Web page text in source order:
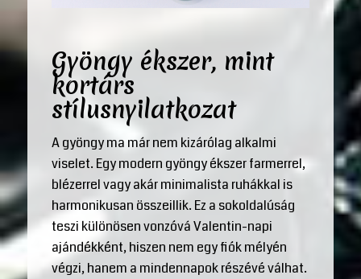
Gyöngy ékszer, mint
kortárs
stílusnyilatkozat
A gyöngy ma már nem kizárólag alkalmi
viselet. Egy modern gyöngy ékszer farmerrel,
blézerrel vagy akár minimalista ruhákkal is
harmonikusan összeillik. Ez a sokoldalúság
teszi különösen vonzóvá Valentin-napi
ajándékként, hiszen nem egy fiók mélyén
végzi, hanem a mindennapok részévé válhat.